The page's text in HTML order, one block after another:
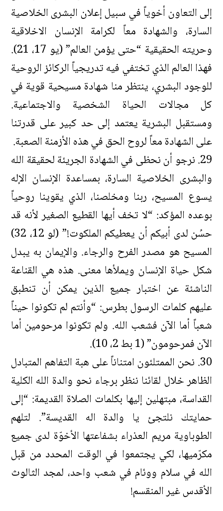
إلى التعاون أخوياً في سبيل إعلان البشرى الخلاصية
السارة، والشهادة معاً لكرامة الإنسان الاخلاقية
وحريته الحقيقية “حتى يؤمن العالم” (يو 17، 21).
فهذا العالم الذي تختفي فيه تدريجياً الركائز الروحية
للوجود البشري، ينتظر منا شهادة مسيحية قوية في
كل مجالات الحياة الشخصية والاجتماعية.
ومستقبل البشرية يعتمد إلى حد كبير على قدرتنا
على الشهادة معاً لروح الحق في هذه الأزمنة الصعبة.
29. نرجو أن نحظى في الشهادة الجريئة لحقيقة الله
والبشرى الخلاصية السارة، بمساعدة الإنسان الإله
يسوع المسيح، ربنا ومخلصنا، الذي يقوينا روحياً
بوعده المؤكد: “لا تخف أيها القطيع الصغير لأنه قد
حسُن لدى أبيكم أن يعطيكم الملكوت!” (لو 12، 32)
المسيح هو مصدر الفرح والرجاء. والإيمان به يبدل
شكل حياة الإنسان ويملأها معنى. هذه هي القناعة
الناشئة عن اختبار جميع الذين يمكن أن تنطبق
عليهم كلمات الرسول بطرس: “وأنتم لم تكونوا حيناً
شعباً أما الآن فشعب الله. ولم تكونوا مرحومين أما
الآن فمرحومون” (1 بط 2، 10).
30. نحن الممتلئون امتناناً على هبة التفاهم المتبادل
الظاهر خلال لقائنا ننظر برجاء نحو والدة الله الكلية
القداسة، مبتهلين إليها بكلمات الصلاة القديمة: “إلى
حمايتك نلتجئ يا والدة اله القديسة”. لتلهم
الطوباوية مريم العذراء بشفاعتها الأخوّة لدى جميع
مكرّميها، لكي يجتمعوا في الوقت المحدد من قبل
الله في سلام ووئام في شعب واحد، لمجد الثالوث
الأقدس غير المنقسم!